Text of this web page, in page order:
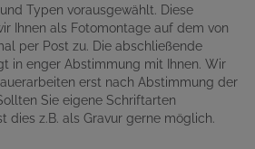
Typen vorausgewählt. Diese
Ihnen als Fotomontage auf dem von
per Post zu. Die abschließende
in enger Abstimmung mit Ihnen. Wir
erst nach Abstimmung der
Sie eigene Schriftarten
dies z.B. als Gravur gerne möglich.